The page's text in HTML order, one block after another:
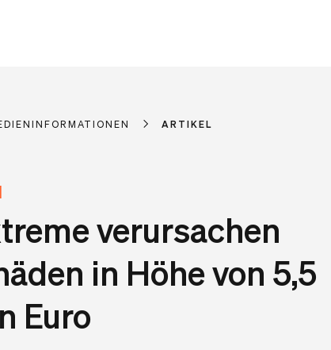
ARTIKEL
verursachen
in Höhe von 5,5
Euro